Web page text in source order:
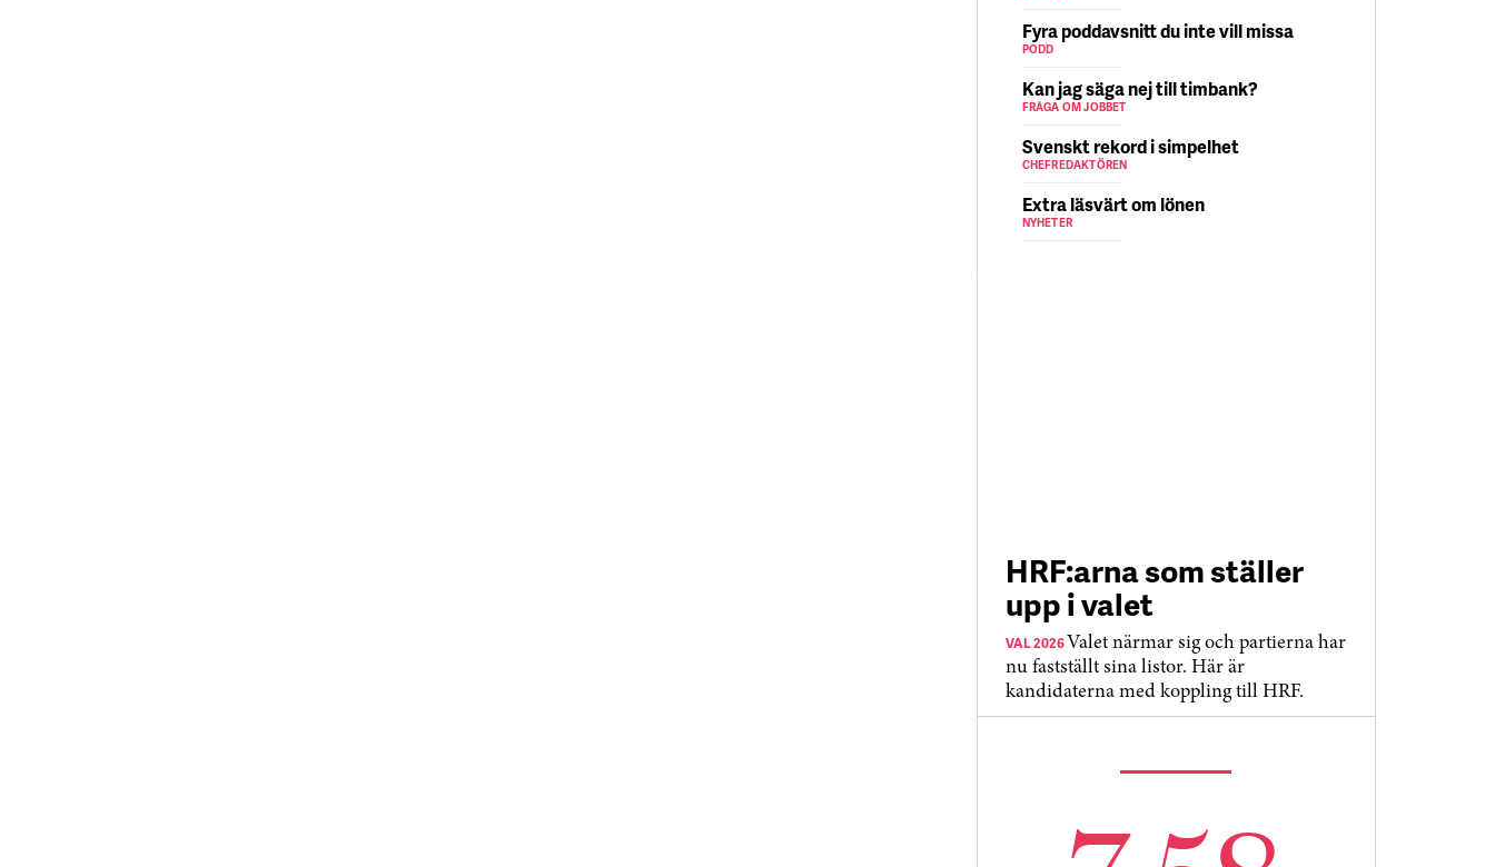
Fyra poddavsnitt du inte vill missa
PODD
Kan jag säga nej till timbank?
FRÅGA OM JOBBET
Svenskt rekord i simpelhet
CHEFREDAKTÖREN
Extra läsvärt om lönen
NYHETER
HRF:arna som ställer
upp i valet
VAL 2026Valet närmar sig och partierna har
nu fastställt sina listor. Här är
kandidaterna med koppling till HRF.